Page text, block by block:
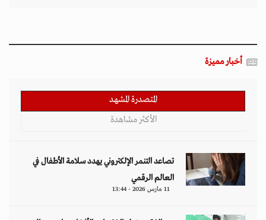
أخبار مميزة
المتصدرة المشهد
الأكثر مشاهدة
تصاعد التنمر الإلكتروني يهدد سلامة الأطفال في
العالم الرقمي
11 مارس 2026 - 13:44